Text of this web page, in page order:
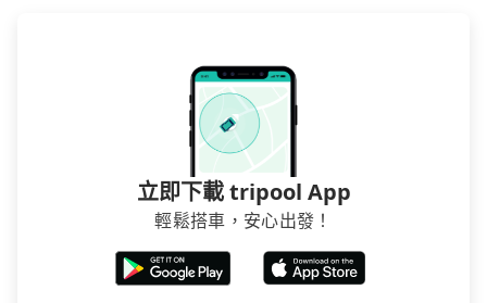
立即下載 tripool App
輕鬆搭車，安心出發！